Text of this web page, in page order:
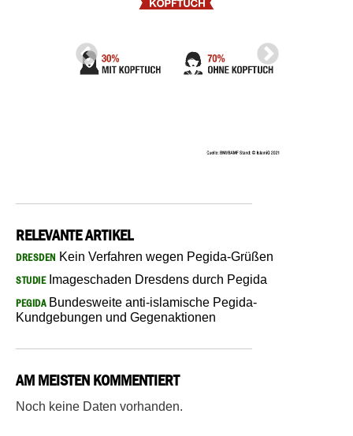
RELEVANTE ARTIKEL
DRESDEN Kein Verfahren wegen Pegida-Grüßen
STUDIEImageschaden Dresdens durch Pegida
PEGIDABundesweite anti-islamische Pegida-
Kundgebungen und Gegenaktionen
AM MEISTEN KOMMENTIERT
Noch keine Daten vorhanden.